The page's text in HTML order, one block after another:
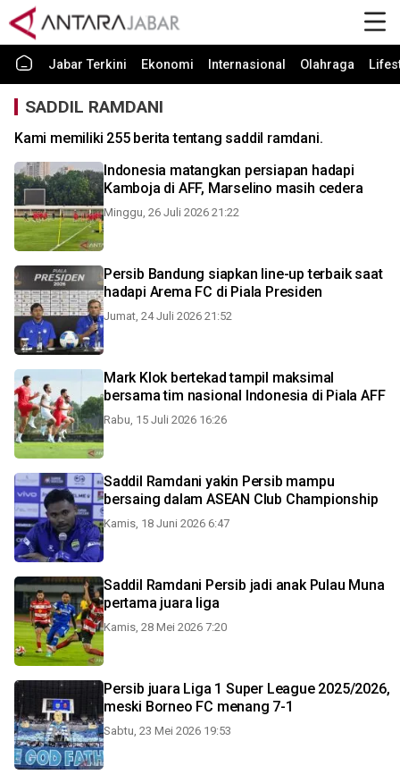
Jabar Terkini Ekonomi Internasional Olahraga
SADDIL RAMDANI
Kami memiliki 255 berita tentang saddil ramdani.
Indonesia matangkan persiapan hadapi
Kamboja di AFF, Marselino masih cedera
Minggu, 26 Juli 2026 21:22
Persib Bandung siapkan line-up terbaik saat
hadapi Arema FC di Piala Presiden
Jumat, 24 Juli 2026 21:52
Mark Klok bertekad tampil maksimal
bersama tim nasional Indonesia di Piala AFF
Rabu, 15 Juli 2026 16:26
Saddil Ramdani yakin Persib mampu
bersaing dalam ASEAN Club Championship
Kamis, 18 Juni 2026 6:47
Saddil Ramdani Persib jadi anak Pulau Muna
pertama juara liga
Kamis, 28 Mei 2026 7:20
Persib juara Liga 1 Super League 2025/2026,
meski Borneo FC menang 7-1
Sabtu, 23 Mei 2026 19:53